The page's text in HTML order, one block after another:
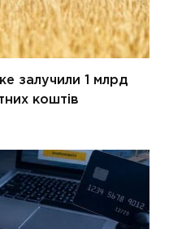
залучили 1 млрд
коштів